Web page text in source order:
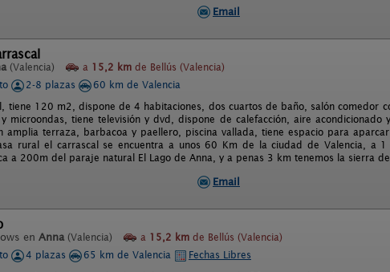
Email
(Valencia) a 15,2 km de Bellús (Valencia)
2-8 plazas
60 km de Valencia
tiene 120 m2, dispone de 4 habitaciones, dos cuartos de baño, salón comedor
microondas, tiene televisión y dvd, dispone de calefacción, aire acondicionado
amplia terraza, barbacoa y paellero, piscina vallada, tiene espacio para
rural el carrascal se encuentra a unos 60 Km de la ciudad de Valencia, a
a 200m del paraje natural El Lago de Anna, y a penas 3 km tenemos la sierra de
Email
en Anna (Valencia) a 15,2 km de Bellús (Valencia)
4 plazas 65 km de Valencia
Fechas Libres